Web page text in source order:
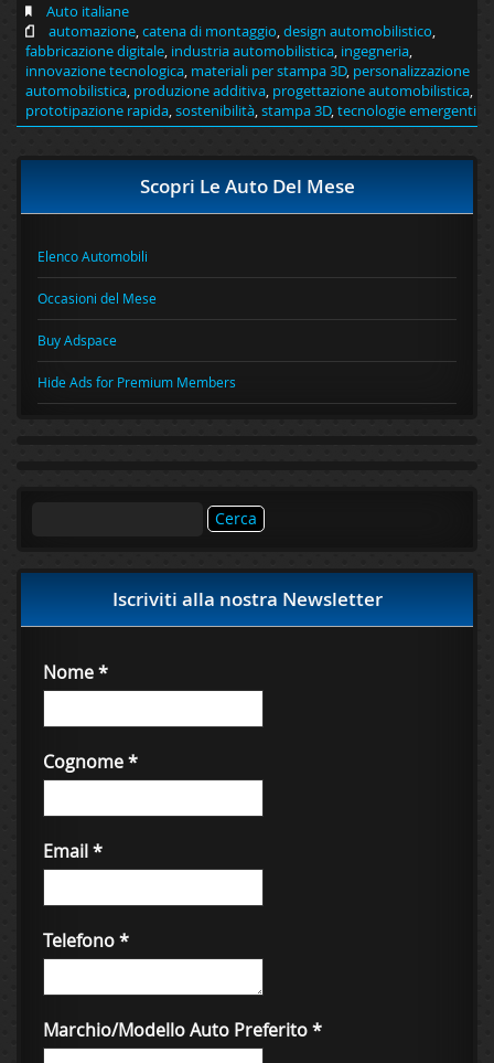
Auto italiane
automazione,catena di montaggio,design automobilistico,
fabbricazione digitale, industria automobilistica, ingegneria,
innovazione tecnologica, materiali per stampa 3D, personalizzazione
automobilistica, produzione additiva, progettazione automobilistica,
prototipazione rapida,sostenibilità,stampa 3D,tecnologie emergenti
Scopri Le Auto Del Mese
Elenco Automobili
Occasioni del Mese
Buy Adspace
Hide Ads for Premium Members
Iscriviti alla nostra Newsletter
Nome*
Cognome*
Email*
Telefono*
Marchio/Modello Auto Preferito*